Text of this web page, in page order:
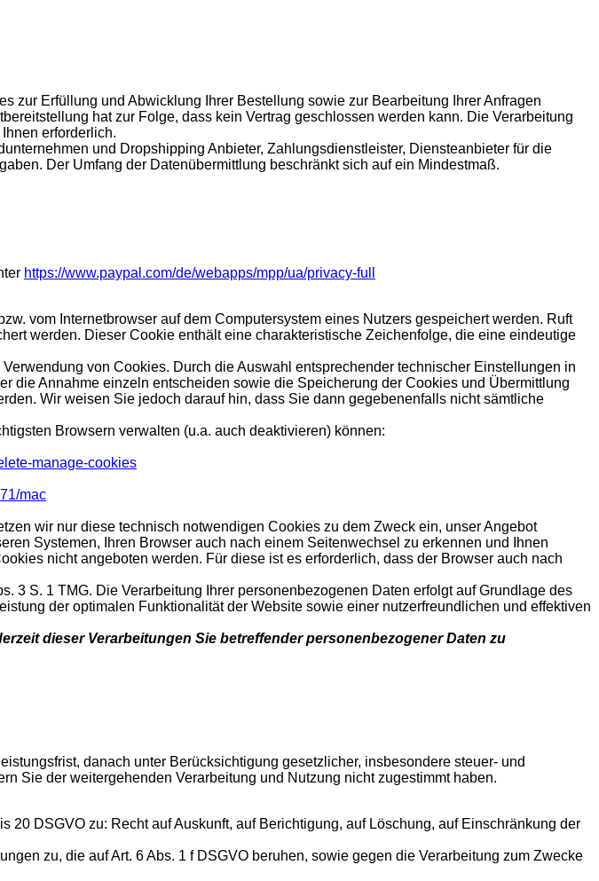
zur Erfüllung und Abwicklung Ihrer Bestellung sowie zur Bearbeitung Ihrer Anfragen
hat zur Folge, dass kein Vertrag geschlossen werden kann. Die Verarbeitung
erforderlich.
und Dropshipping Anbieter, Zahlungsdienstleister, Diensteanbieter für die
Der Umfang der Datenübermittlung beschränkt sich auf ein Mindestmaß.
https://www.paypal.com/de/webapps/mpp/ua/privacy-full
vom Internetbrowser auf dem Computersystem eines Nutzers gespeichert werden. Ruft
werden. Dieser Cookie enthält eine charakteristische Zeichenfolge, die eine eindeutige
von Cookies. Durch die Auswahl entsprechender technischer Einstellungen in
die Annahme einzeln entscheiden sowie die Speicherung der Cookies und Übermittlung
Wir weisen Sie jedoch darauf hin, dass Sie dann gegebenenfalls nicht sämtliche
Browsern verwalten (u.a. auch deaktivieren) können:
manage-cookies
mac
wir nur diese technisch notwendigen Cookies zu dem Zweck ein, unser Angebot
Systemen, Ihren Browser auch nach einem Seitenwechsel zu erkennen und Ihnen
nicht angeboten werden. Für diese ist es erforderlich, dass der Browser auch nach
3 S. 1 TMG. Die Verarbeitung Ihrer personenbezogenen Daten erfolgt auf Grundlage des
der optimalen Funktionalität der Website sowie einer nutzerfreundlichen und effektiven
dieser Verarbeitungen Sie betreffender personenbezogener Daten zu
danach unter Berücksichtigung gesetzlicher, insbesondere steuer- und
Sie der weitergehenden Verarbeitung und Nutzung nicht zugestimmt haben.
DSGVO zu: Recht auf Auskunft, auf Berichtigung, auf Löschung, auf Einschränkung der
zu, die auf Art. 6 Abs. 1 f DSGVO beruhen, sowie gegen die Verarbeitung zum Zwecke